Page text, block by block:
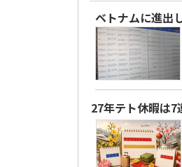
ベトナムに進出
27年テト休暇は